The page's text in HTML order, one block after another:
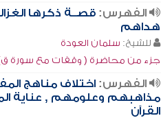
الفهرس: قصــة ذكرها
هداهم
للشيخ: سلمان العودة
جزء من محاضرة ( وقفات مع سورة
الفهرس: اختلاف مناهج
مذاهبهم وعلومهم , عناية
القرآن